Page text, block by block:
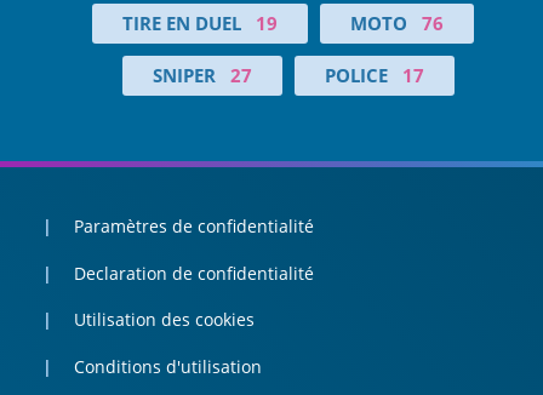
TIRE EN DUEL 19 MOTO 76
SNIPER 27 POLICE 17
Paramètres de confidentialité
Declaration de confidentialité
Utilisation des cookies
Conditions d'utilisation